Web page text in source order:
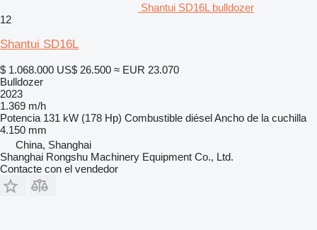
Shantui SD16L bulldozer
12
Shantui SD16L
$ 1.068.000 US$ 26.500 ≈ EUR 23.070
Bulldozer
2023
1.369 m/h
Potencia 131 kW (178 Hp) Combustible diéselAncho de la cuchilla
4.150 mm
China, Shanghai
Shanghai Rongshu Machinery Equipment Co., Ltd.
Contacte con el vendedor